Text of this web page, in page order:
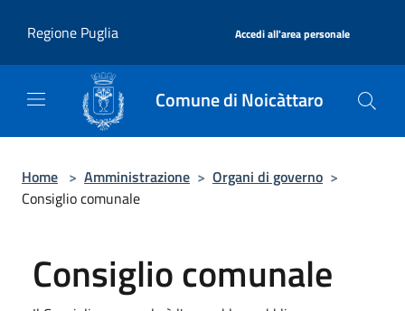
Regione Puglia
Accedi all'area personale
Comune di Noicàttaro
Home > Amministrazione > Organi di governo >
Consiglio comunale
Consiglio comunale